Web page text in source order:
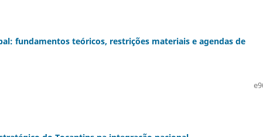
fundamentos teóricos, restrições materiais e agendas de